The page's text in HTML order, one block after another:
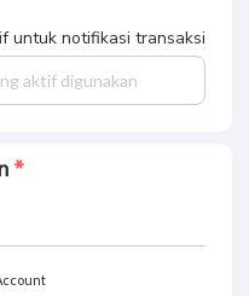
untuk notifikasi transaksi